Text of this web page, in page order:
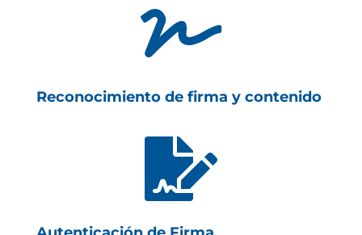

Reconocimiento de firma y contenido
